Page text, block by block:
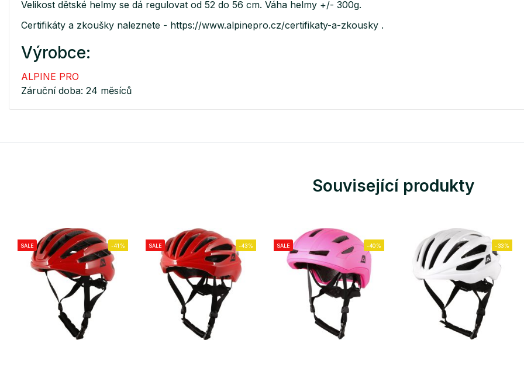
Velikost dětské helmy se dá regulovat od 52 do 56 cm. Váha helmy +/- 300g.
Certifikáty a zkoušky naleznete - https://www.alpinepro.cz/certifikaty-a-zkousky .
Výrobce:
ALPINE PRO
Záruční doba: 24 měsíců
Související produkty
SALE -41% SALE -43% SALE -40% -33%